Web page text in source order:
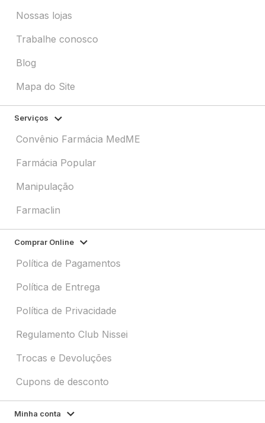
Nossas lojas
Trabalhe conosco
Blog
Mapa do Site
Serviços
Convênio Farmácia MedME
Farmácia Popular
Manipulação
Farmaclin
Comprar Online
Política de Pagamentos
Política de Entrega
Política de Privacidade
Regulamento Club Nissei
Trocas e Devoluções
Cupons de desconto
Minha conta